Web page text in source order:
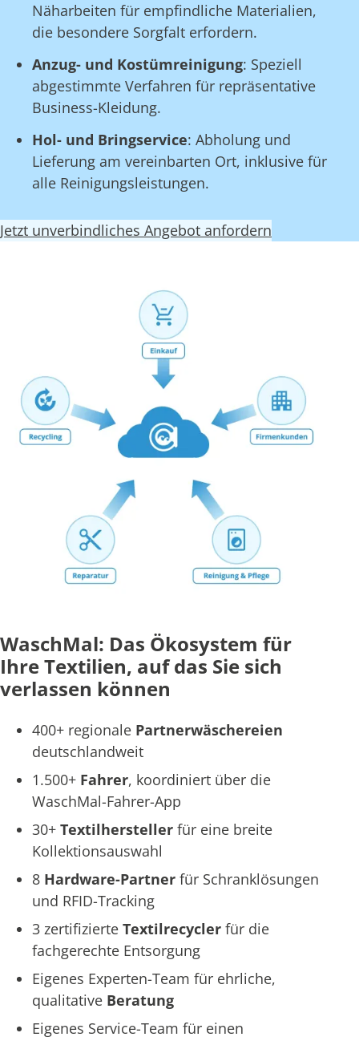
Näharbeiten für empfindliche Materialien,
die besondere Sorgfalt erfordern.
Anzug- und Kostümreinigung: Speziell
abgestimmte Verfahren für repräsentative
Business-Kleidung.
Hol- und Bringservice: Abholung und
Lieferung am vereinbarten Ort, inklusive für
alle Reinigungsleistungen.
Jetzt unverbindliches Angebot anfordern
WaschMal: Das Ökosystem für
Ihre Textilien, auf das Sie sich
verlassen können
400+ regionale Partnerwäschereien
deutschlandweit
1.500+ Fahrer, koordiniert über die
WaschMal-Fahrer-App
30+ Textilhersteller für eine breite
Kollektionsauswahl
8 Hardware-Partner für Schranklösungen
und RFID-Tracking
3 zertifizierte Textilrecycler für die
fachgerechte Entsorgung
Eigenes Experten-Team für ehrliche,
qualitative Beratung
Eigenes Service-Team für einen